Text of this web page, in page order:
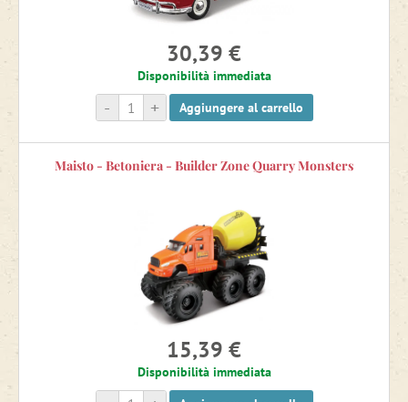
30,39 €
Disponibilità immediata
+
- Aggiungere al carrello
Maisto - Betoniera - Builder Zone Quarry Monsters
15,39 €
Disponibilità immediata